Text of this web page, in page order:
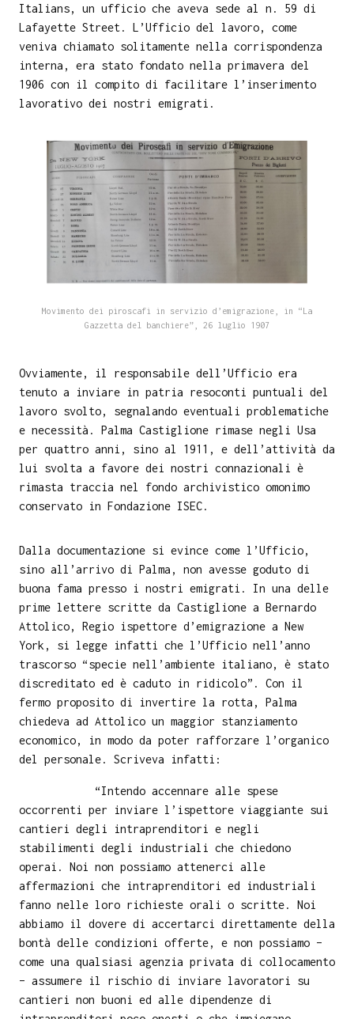
Italians, un ufficio che aveva sede al n. 59 di
Lafayette Street. L’Ufficio del lavoro, come
veniva chiamato solitamente nella corrispondenza
interna, era stato fondato nella primavera del
1906 con il compito di facilitare l’inserimento
lavorativo dei nostri emigrati.
Movimento dei piroscafi in servizio d’emigrazione, in “La
Gazzetta del banchiere”, 26 luglio 1907
Ovviamente, il responsabile dell’Ufficio era
tenuto a inviare in patria resoconti puntuali del
lavoro svolto, segnalando eventuali problematiche
e necessità. Palma Castiglione rimase negli Usa
per quattro anni, sino al 1911, e dell’attività da
lui svolta a favore dei nostri connazionali è
rimasta traccia nel fondo archivistico omonimo
conservato in Fondazione ISEC.
Dalla documentazione si evince come l’Ufficio,
sino all’arrivo di Palma, non avesse goduto di
buona fama presso i nostri emigrati. In una delle
prime lettere scritte da Castiglione a Bernardo
Attolico, Regio ispettore d’emigrazione a New
York, si legge infatti che l’Ufficio nell’anno
trascorso “specie nell’ambiente italiano, è stato
discreditato ed è caduto in ridicolo”. Con il
fermo proposito di invertire la rotta, Palma
chiedeva ad Attolico un maggior stanziamento
economico, in modo da poter rafforzare l’organico
del personale. Scriveva infatti:
“Intendo accennare alle spese
occorrenti per inviare l’ispettore viaggiante sui
cantieri degli intraprenditori e negli
stabilimenti degli industriali che chiedono
operai. Noi non possiamo attenerci alle
affermazioni che intraprenditori ed industriali
fanno nelle loro richieste orali o scritte. Noi
abbiamo il dovere di accertarci direttamente della
bontà delle condizioni offerte, e non possiamo –
come una qualsiasi agenzia privata di collocamento
– assumere il rischio di inviare lavoratori su
cantieri non buoni ed alle dipendenze di